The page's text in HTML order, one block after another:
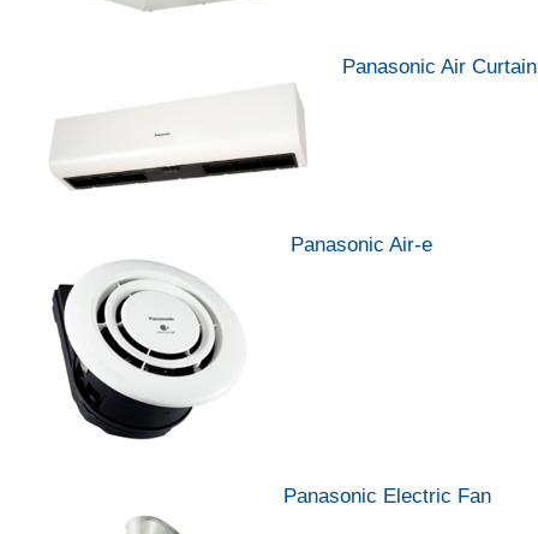
Panasonic Air Curtain
Panasonic Air-e
Panasonic Electric Fan